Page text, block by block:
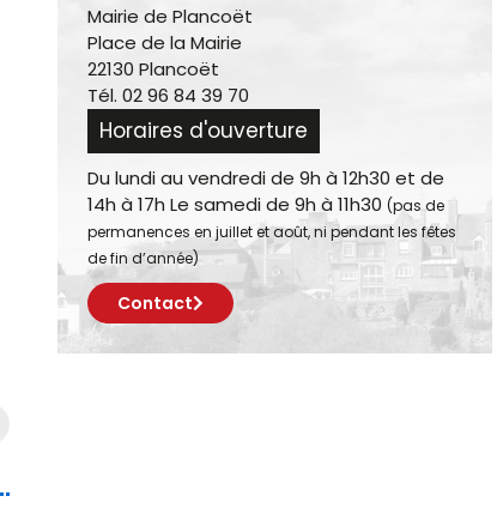
Mairie de Plancoët
Place de la Mairie
22130 Plancoët
Tél. 02 96 84 39 70
Horaires d'ouverture
Du lundi au vendredi de 9h à 12h30 et de
14h à 17h Le samedi de 9h à 11h30 (pas de
permanences en juillet et août, ni pendant les fêtes
de fin d’année)
Contact